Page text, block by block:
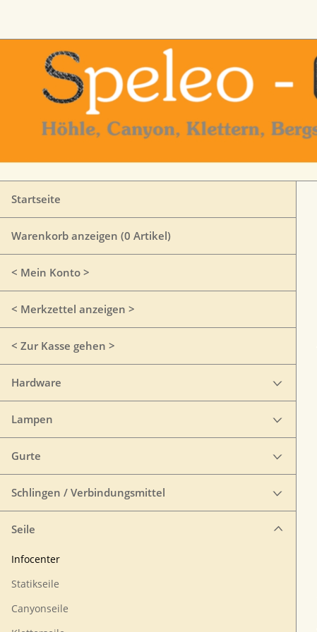
Startseite
Warenkorb anzeigen (0 Artikel)
< Mein Konto >
< Merkzettel anzeigen >
< Zur Kasse gehen >
Hardware
Lampen
Gurte
Schlingen / Verbindungsmittel
Seile
Infocenter
Statikseile
Canyonseile